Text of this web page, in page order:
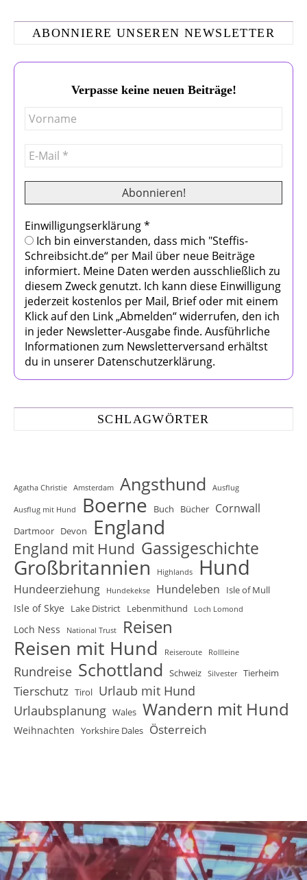
ABONNIERE UNSEREN NEWSLETTER
Verpasse keine neuen Beiträge!
Einwilligungserklärung*
Ich bin einverstanden, dass mich "Steffis-
Schreibsicht.de“ per Mail über neue Beiträge
informiert. Meine Daten werden ausschließlich zu
diesem Zweck genutzt. Ich kann diese Einwilligung
jederzeit kostenlos per Mail, Brief oder mit einem
Klick auf den Link „Abmelden“ widerrufen, den ich
in jeder Newsletter-Ausgabe finde. Ausführliche
Informationen zum Newsletterversand erhältst
du in unserer Datenschutzerklärung.
SCHLAGWÖRTER
Agatha Christie Amsterdam Angsthund Ausflug
Ausflug mit Hund Boerne Buch Bücher Cornwall
Dartmoor Devon England
England mit Hund Gassigeschichte
Großbritannien Highlands Hund
Hundeerziehung Hundekekse Hundeleben Isle of Mull
Isle of Skye Lake District Lebenmithund Loch Lomond
Loch Ness National Trust Reisen
Reisen mit Hund Reiseroute Rollleine
Rundreise Schottland Schweiz Silvester Tierheim
Tierschutz Tirol Urlaub mit Hund
Urlaubsplanung Wales Wandern mit Hund
Weihnachten Yorkshire Dales Österreich